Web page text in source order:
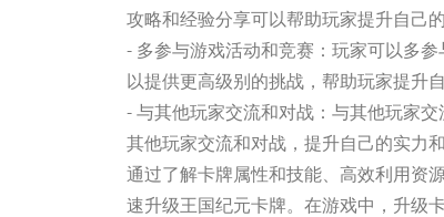
攻略和经验分享可以帮助玩家提升自己
- 多参与游戏活动和竞赛：玩家可以多
以提供更高级别的挑战，帮助玩家提升自
- 与其他玩家交流和对战：与其他玩家
其他玩家交流和对战，提升自己的实力和
通过了解卡牌属性和技能、高效利用资
速升级王国纪元卡牌。在游戏中，升级